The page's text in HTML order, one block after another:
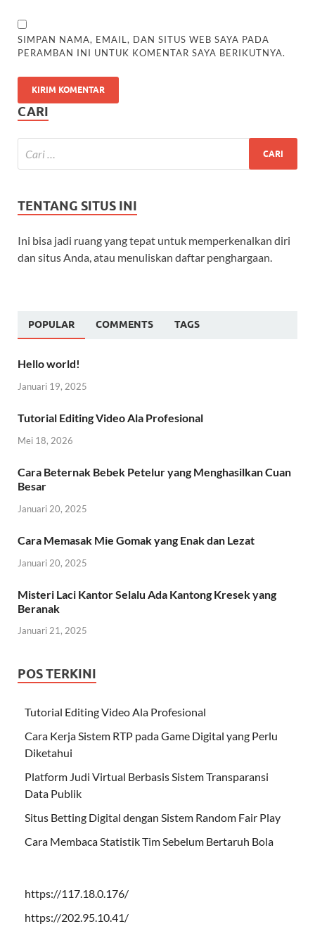
SIMPAN NAMA, EMAIL, DAN SITUS WEB SAYA PADA
PERAMBAN INI UNTUK KOMENTAR SAYA BERIKUTNYA.
CARI
TENTANG SITUS INI
Ini bisa jadi ruang yang tepat untuk memperkenalkan diri
dan situs Anda, atau menuliskan daftar penghargaan.
POPULAR COMMENTS TAGS
Hello world!
Januari 19, 2025
Tutorial Editing Video Ala Profesional
Mei 18, 2026
Cara Beternak Bebek Petelur yang Menghasilkan Cuan
Besar
Januari 20, 2025
Cara Memasak Mie Gomak yang Enak dan Lezat
Januari 20, 2025
Misteri Laci Kantor Selalu Ada Kantong Kresek yang
Beranak
Januari 21, 2025
POS TERKINI
Tutorial Editing Video Ala Profesional
Cara Kerja Sistem RTP pada Game Digital yang Perlu
Diketahui
Platform Judi Virtual Berbasis Sistem Transparansi
Data Publik
Situs Betting Digital dengan Sistem Random Fair Play
Cara Membaca Statistik Tim Sebelum Bertaruh Bola
https://117.18.0.176/
https://202.95.10.41/